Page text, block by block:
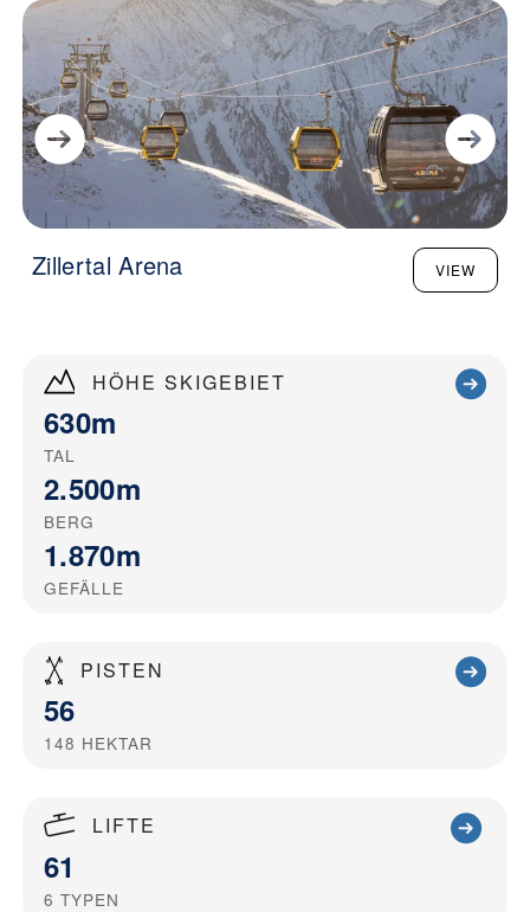
HÖHE SKIGEBIET
630m
TAL
2.500m
BERG
1.870m
GEFÄLLE
PISTEN
56
148 HEKTAR
LIFTE
61
6 TYPEN
Zillertal Arena VIEW